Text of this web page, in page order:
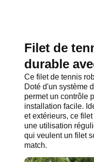
Filet de
durable
Ce filet de tennis
Doté d'un système
permet un contrôle
installation facile.
et extérieurs, ce
une utilisation
qui veulent un filet
match.